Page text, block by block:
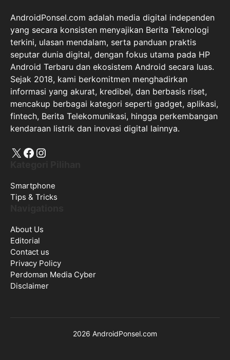
AndroidPonsel.com adalah media digital independen
yang secara konsisten menyajikan Berita Teknologi
terkini, ulasan mendalam, serta panduan praktis
seputar dunia digital, dengan fokus utama pada HP
Android Terbaru dan ekosistem Android secara luas.
Sejak 2018, kami berkomitmen menghadirkan
informasi yang akurat, kredibel, dan berbasis riset,
mencakup berbagai kategori seperti gadget, aplikasi,
fintech, Berita Telekomunikasi, hingga perkembangan
kendaraan listrik dan inovasi digital lainnya.
X Facebook
Instagram
Smartphone
Tips & Tricks
About Us
Editorial
Contact us
Privacy Policy
Perdoman Media Cyber
Disclaimer
2026 AndroidPonsel.com